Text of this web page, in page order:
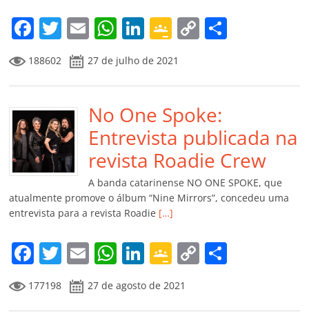
m
F
a
c
e
b
o
o
k
T
w
itt
er
E
m
ai
l
W
h
at
s
A
p
p
Li
n
k
e
dI
n
G
o
o
gl
e
Cl
a
ss
ro
o
m
C
y
Li
n
k
p
til
h
ar
188602 27 de julho de 2021
No One Spoke:
Entrevista publicada na
revista Roadie Crew
A banda catarinense NO ONE SPOKE, que
atualmente promove o álbum “Nine Mirrors”, concedeu uma
entrevista para a revista Roadie […]
F
a
c
T
w
itt
E
m
ai
W
at
Li
n
k
G
o
o
C
177198 27 de agosto de 2021